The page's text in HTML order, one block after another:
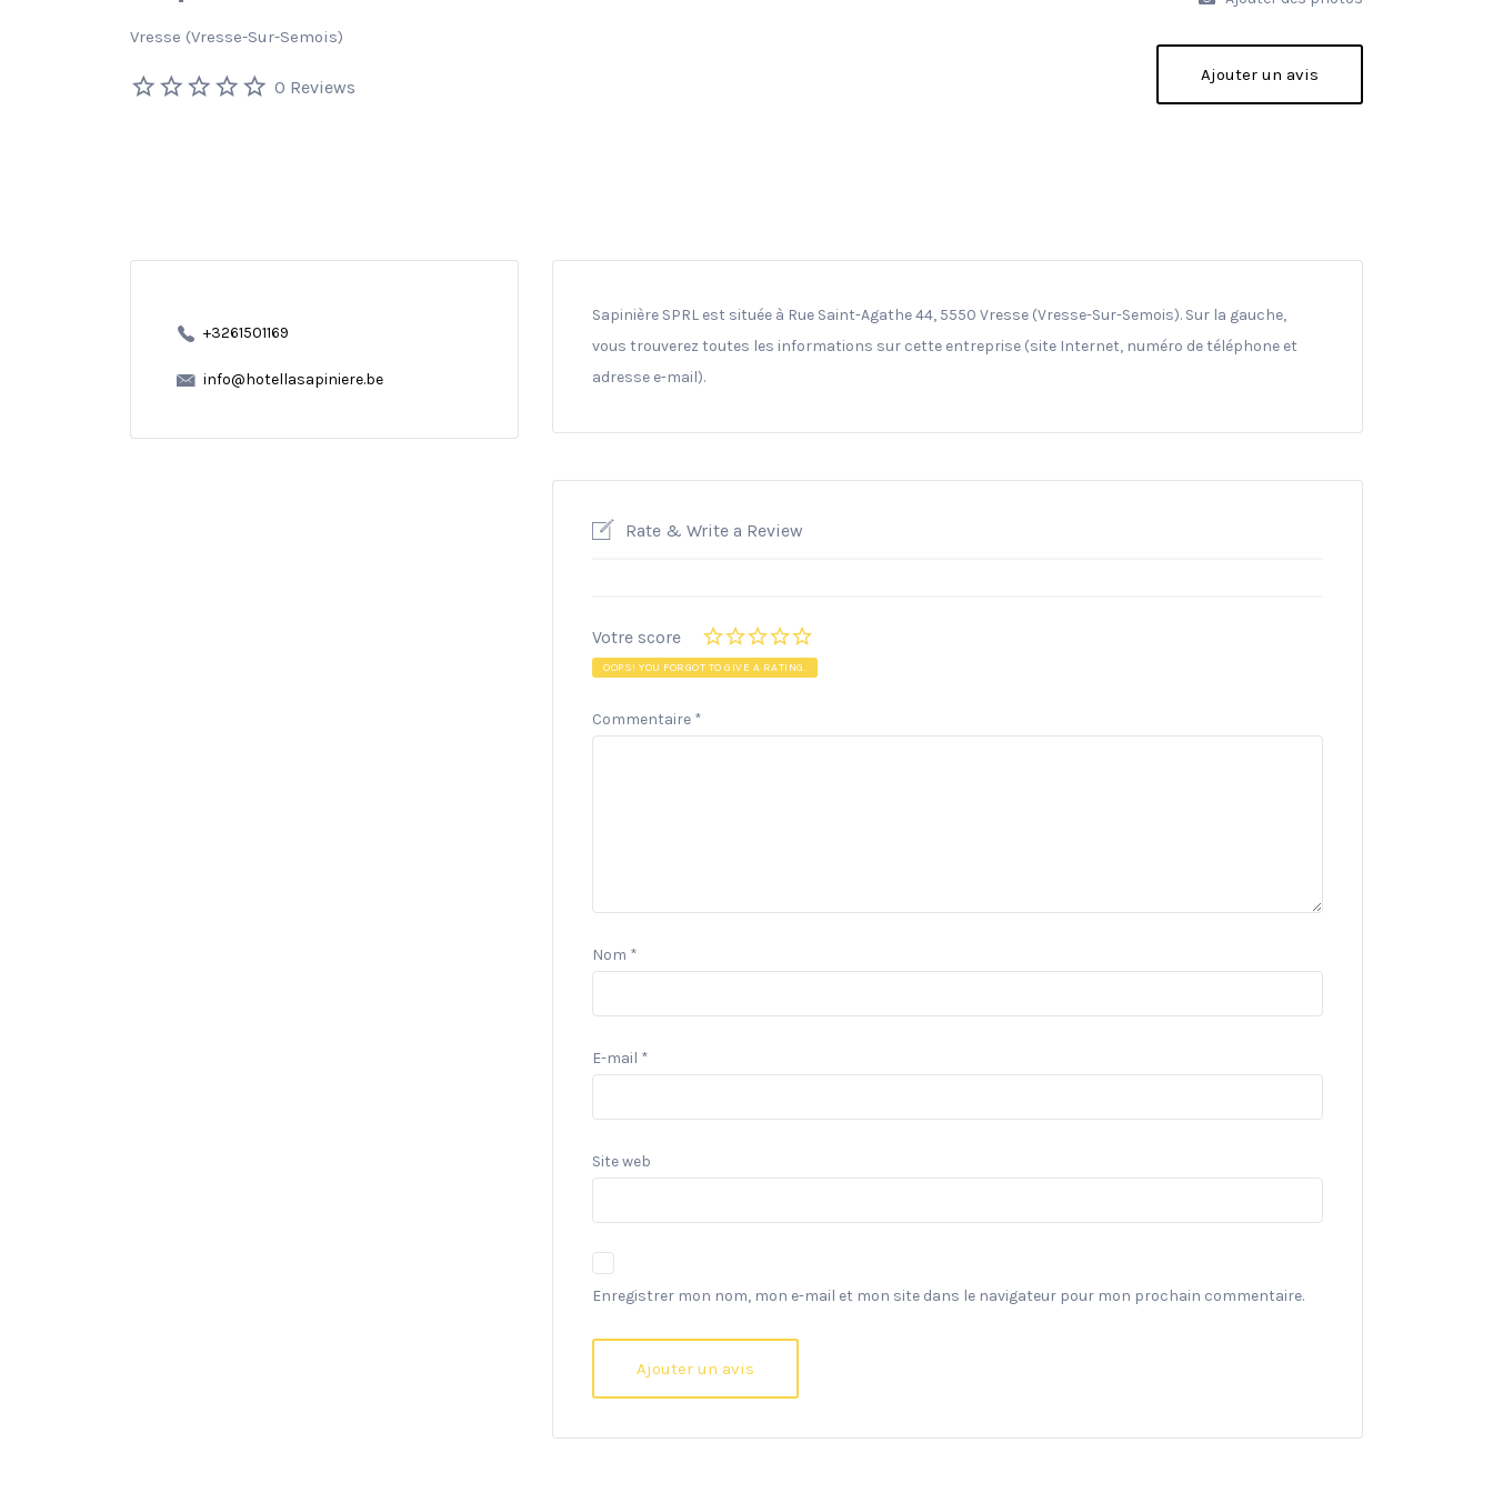
Vresse (Vresse-Sur-Semois)
0 Reviews
Ajouter un avis
+3261501169
info@hotellasapiniere.be
Sapinière SPRL est située à Rue Saint-Agathe 44, 5550 Vresse (Vresse-Sur-Semois). Sur la gauche,
vous trouverez toutes les informations sur cette entreprise (site Internet, numéro de téléphone et
adresse e-mail).
Rate & Write a Review
Votre score
OOPS! YOU FORGOT TO GIVE A RATING.
Commentaire *
Nom *
E-mail *
Site web
Enregistrer mon nom, mon e-mail et mon site dans le navigateur pour mon prochain commentaire.